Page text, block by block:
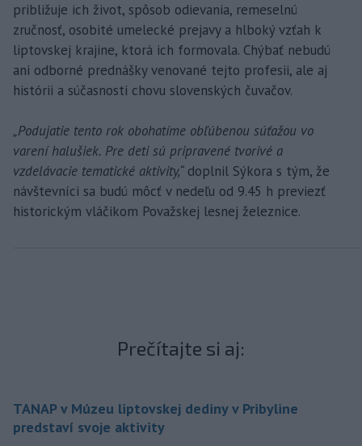
približuje ich život, spôsob odievania, remeselnú
zručnosť, osobité umelecké prejavy a hlboký vzťah k
liptovskej krajine, ktorá ich formovala. Chýbať nebudú
ani odborné prednášky venované tejto profesii, ale aj
histórii a súčasnosti chovu slovenských čuvačov.
„Podujatie tento rok obohatíme obľúbenou súťažou vo
varení halušiek. Pre deti sú pripravené tvorivé a
vzdelávacie tematické aktivity,“ doplnil Sýkora s tým, že
návštevníci sa budú môcť v nedeľu od 9.45 h previezť
historickým vláčikom Považskej lesnej železnice.
Prečítajte si aj:
TANAP v Múzeu liptovskej dediny v Pribyline
predstaví svoje aktivity